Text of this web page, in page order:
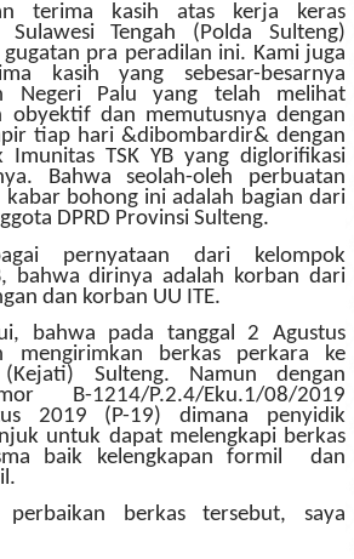
terima kasih atas kerja keras
Sulawesi Tengah (Polda Sulteng)
pra peradilan ini. Kami juga
kasih yang sebesar-besarnya
Negeri Palu yang telah melihat
obyektif dan memutusnya dengan
tiap hari &dibombardir& dengan
TSK YB yang diglorifikasi
Bahwa seolah-oleh perbuatan
bohong ini adalah bagian dari
DPRD Provinsi Sulteng.
pernyataan dari kelompok
bahwa dirinya adalah korban dari
dan korban UU ITE.
bahwa pada tanggal 2 Agustus
mengirimkan berkas perkara ke
(Kejati) Sulteng. Namun dengan
B-1214/P.2.4/Eku.1/08/2019
2019 (P-19) dimana penyidik
untuk dapat melengkapi berkas
baik kelengkapan formil dan
perbaikan berkas tersebut, saya